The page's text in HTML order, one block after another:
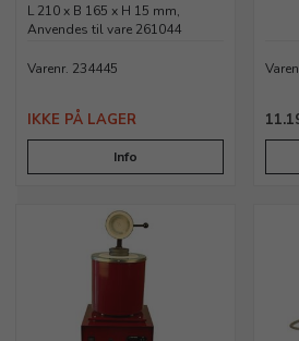
L 210 x B 165 x H 15 mm,
Anvendes til vare 261044
Varenr. 234445
IKKE PÅ LAGER
Info